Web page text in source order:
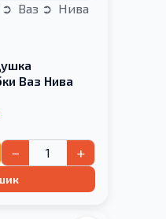
Ваз
Нива
Ваз Нива
− +